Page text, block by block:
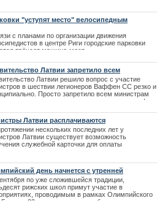
"уступят место" велосипедным
с планами по организации движения
в центре Риги городские парковки
трёхсот машино-мест.
Латвии запретило всем
участвовать в шествии
Латвии решило вопрос с участие
в шествии легионеров Ваффен СС резко и
Просто запретило всем министрам
в шествии под страхом увольнения. |
Латвии расплачиваются
кредитками
нескольких последних лет у
Латвии существует возможность
служебной карточки для оплаты
распорядились министры таким кредитными
попали к журналистам. | 21.02.2014
день начнется с утренней
по уже сложившейся традиции,
рижских школ примут участие в
проводимым в рамках Олимпийского